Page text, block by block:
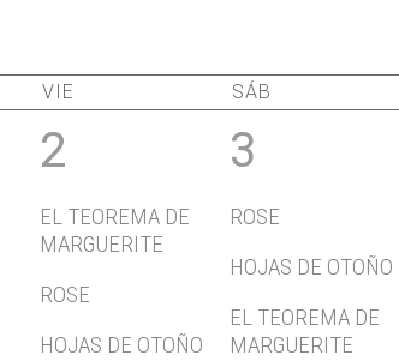
VIE SÁB
2
EL TEOREMA DE
MARGUERITE
ROSE
HOJAS DE OTOÑO
3
ROSE
HOJAS DE OTOÑO
EL TEOREMA DE
MARGUERITE